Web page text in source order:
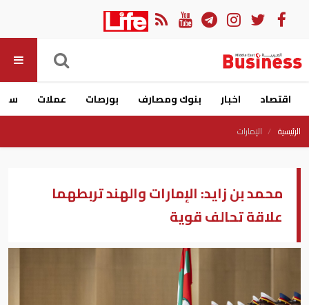
اقتصاد اخبار بنوك ومصارف بورصات عملات
الرئيسية الإمارات
محمد بن زايد: الإمارات والهند تربطهما
علاقة تحالف قوية